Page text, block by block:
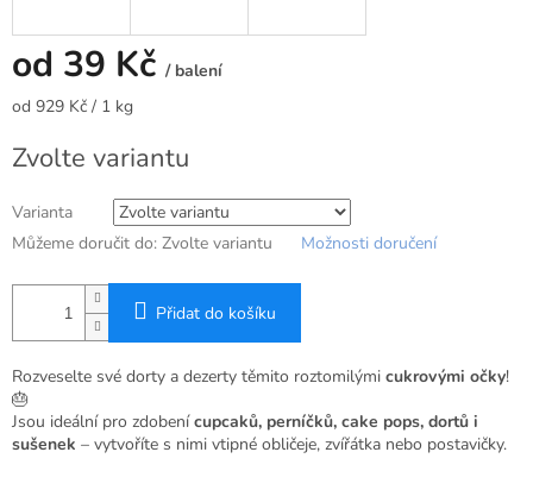
od 39 Kč / balení
Měrná
od 929 Kč / 1 kg
Zvolte variantu
Varianta
Můžeme doručit do: Zvolte variantu Možnosti doručení
Přidat do košíku
Rozveselte své dorty a dezerty těmito roztomilými cukrovými očky!
🎂
Jsou ideální pro zdobenícupcaků, perníčků, cake pops, dortů i
sušenek – vytvoříte s nimi vtipné obličeje, zvířátka nebo postavičky.